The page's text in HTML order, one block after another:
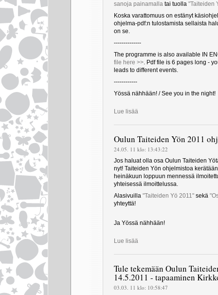
sanoja painamalla tai tuolla "Taiteiden
Koska varattomuus on estänyt
ohjelma-pdf:n tulostamista sellaista
on se.
--------------
The programme is also available IN
file here >>. Pdf file is 6 pages long -
leads to different events.
------------
Yössä nähhään! / See you in the night!
Lue lisää
Oulun Taiteiden Yön 2011
24.05. 11 klo: 13:43:22
Jos haluat olla osa Oulun Taiteiden
nyt! Taiteiden Yön ohjelmistoa
heinäkuun loppuun mennessä
yhteisessä ilmoittelussa.
Alasivuilla "Taiteiden Yö 2011" sekä
yhteyttä!
Ja Yössä nähhään!
Lue lisää
Tule tekemään Oulun
14.5.2011 - tapaaminen
03.03. 11 klo: 10:58:47